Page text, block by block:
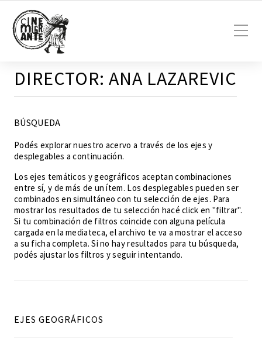
DIRECTOR: ANA LAZAREVIC
BÚSQUEDA
Podés explorar nuestro acervo a través de los ejes y
desplegables a continuación.
Los ejes temáticos y geográficos aceptan combinaciones
entre sí, y de más de un ítem. Los desplegables pueden ser
combinados en simultáneo con tu selección de ejes. Para
mostrar los resultados de tu selección hacé click en "filtrar".
Si tu combinación de filtros coincide con alguna película
cargada en la mediateca, el archivo te va a mostrar el acceso
a su ficha completa. Si no hay resultados para tu búsqueda,
podés ajustar los filtros y seguir intentando.
EJES GEOGRÁFICOS